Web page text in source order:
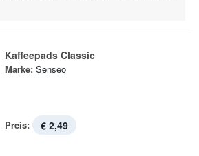
Kaffeepads Classic
Marke: Senseo
Preis: € 2,49